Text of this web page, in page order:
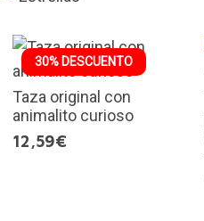
30% DESCUENTO
Taza original con
animalito curioso
12,59€